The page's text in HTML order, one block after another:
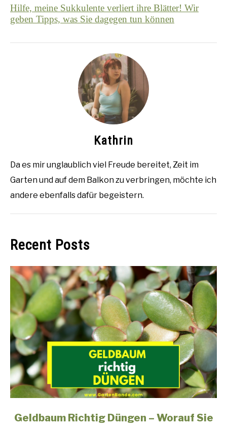
Hilfe, meine Sukkulente verliert ihre Blätter! Wir
geben Tipps, was Sie dagegen tun können
Kathrin
Da es mir unglaublich viel Freude bereitet, Zeit im
Garten und auf dem Balkon zu verbringen, möchte ich
andere ebenfalls dafür begeistern.
Recent Posts
link
Geldbaum Richtig Düngen – Worauf Sie